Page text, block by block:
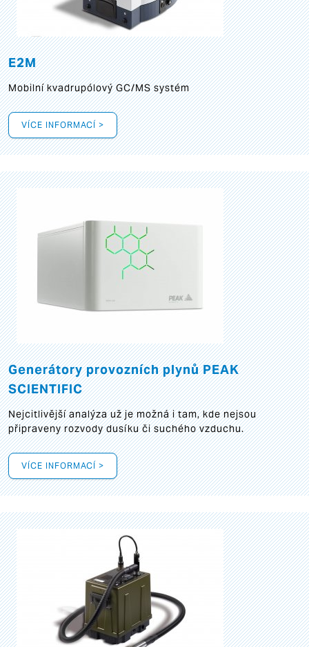
E2M
Mobilní kvadrupólový GC/MS systém
VÍCE INFORMACÍ >
Generátory provozních plynů PEAK
SCIENTIFIC
Nejcitlivější analýza už je možná i tam, kde nejsou
připraveny rozvody dusíku či suchého vzduchu.
VÍCE INFORMACÍ >